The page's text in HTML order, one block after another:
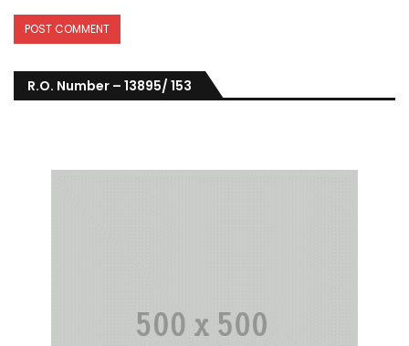
R.O. Number – 13895/ 153